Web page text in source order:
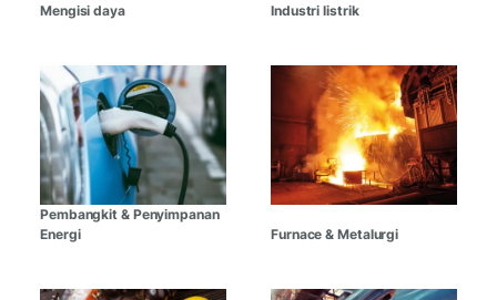
Mengisi daya Industri listrik
Pembangkit & Penyimpanan
Energi
Furnace & Metalurgi